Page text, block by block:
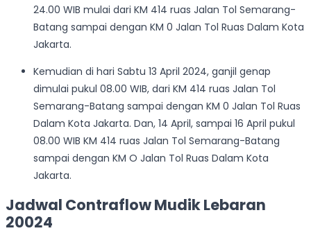
24.00 WIB mulai dari KM 414 ruas Jalan Tol Semarang-
Batang sampai dengan KM 0 Jalan Tol Ruas Dalam Kota
Jakarta.
Kemudian di hari Sabtu 13 April 2024, ganjil genap
dimulai pukul 08.00 WIB, dari KM 414 ruas Jalan Tol
Semarang-Batang sampai dengan KM 0 Jalan Tol Ruas
Dalam Kota Jakarta. Dan, 14 April, sampai 16 April pukul
08.00 WIB KM 414 ruas Jalan Tol Semarang-Batang
sampai dengan KM O Jalan Tol Ruas Dalam Kota
Jakarta.
Jadwal Contraflow Mudik Lebaran
20024